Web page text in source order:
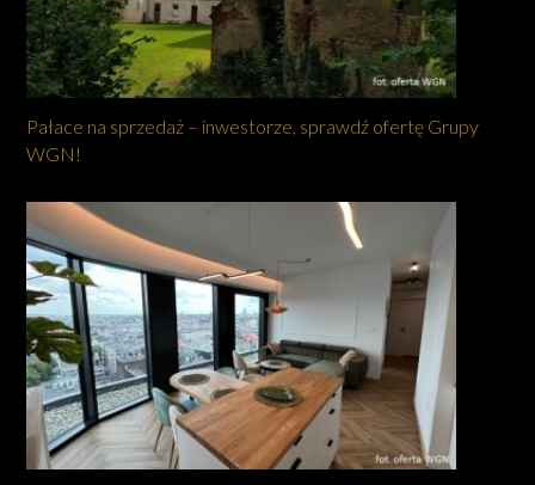
Pałace na sprzedaż – inwestorze, sprawdź ofertę Grupy
WGN!